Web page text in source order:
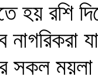
হয় রশি
সকল ময়লা